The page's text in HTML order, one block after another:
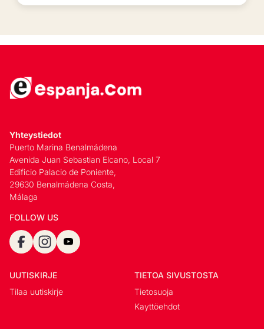
Yhteystiedot
Puerto Marina Benalmádena
Avenida Juan Sebastian Elcano, Local 7
Edificio Palacio de Poniente,
29630 Benalmádena Costa,
Málaga
FOLLOW US
UUTISKIRJE
Tilaa uutiskirje
TIETOA SIVUSTOSTA
Tietosuoja
Kayttöehdot